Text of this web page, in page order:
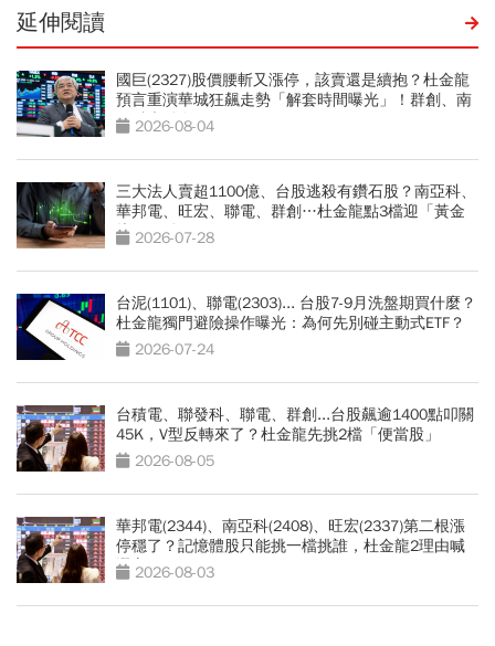
延伸閱讀
國巨(2327)股價腰斬又漲停，該賣還是續抱？杜金龍
預言重演華城狂飆走勢「解套時間曝光」！群創、南
亞科也點名
2026-08-04
三大法人賣超1100億、台股逃殺有鑽石股？南亞科、
華邦電、旺宏、聯電、群創…杜金龍點3檔迎「黃金
坑」買點
2026-07-28
台泥(1101)、聯電(2303)... 台股7-9月洗盤期買什麼？
杜金龍獨門避險操作曝光：為何先別碰主動式ETF？
2026-07-24
台積電、聯發科、聯電、群創...台股飆逾1400點叩關
45K，V型反轉來了？杜金龍先挑2檔「便當股」
2026-08-05
華邦電(2344)、南亞科(2408)、旺宏(2337)第二根漲
停穩了？記憶體股只能挑一檔挑誰，杜金龍2理由喊
選它2026-08-03